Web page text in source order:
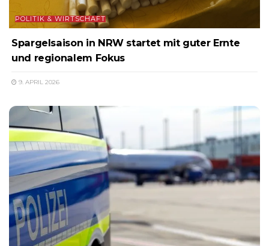
POLITIK & WIRTSCHAFT
Spargelsaison in NRW startet mit guter Ernte
und regionalem Fokus
9. APRIL 2026